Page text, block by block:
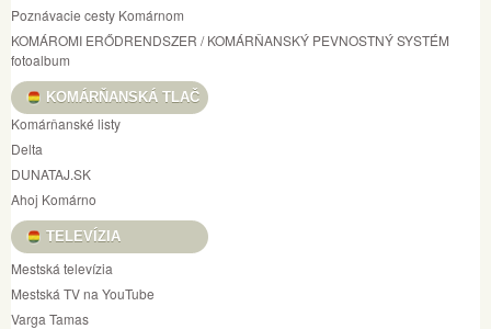
Poznávacie cesty Komárnom
KOMÁROMI ERŐDRENDSZER / KOMÁRŇANSKÝ PEVNOSTNÝ SYSTÉM
fotoalbum
KOMÁRŇANSKÁ TLAČ
Komárňanské listy
Delta
DUNATAJ.SK
Ahoj Komárno
TELEVÍZIA
Mestská televízia
Mestská TV na YouTube
Varga Tamas